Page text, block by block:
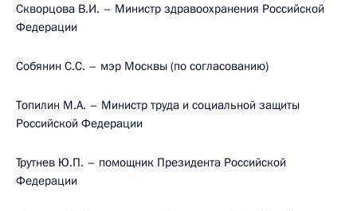
Скворцова В.И. – Министр здравоохранения Российской
Федерации
Собянин С.С. – мэр Москвы (по согласованию)
Топилин М.А. – Министр труда и социальной защиты
Российской Федерации
Трутнев Ю.П. – помощник Президента Российской
Федерации